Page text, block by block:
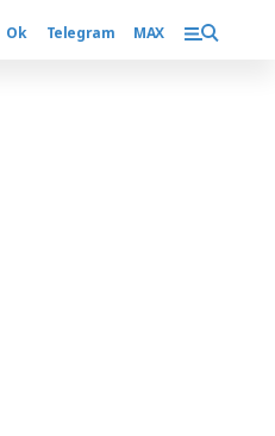
Ok Telegram MAX